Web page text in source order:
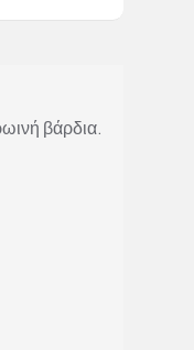
βάρδια.